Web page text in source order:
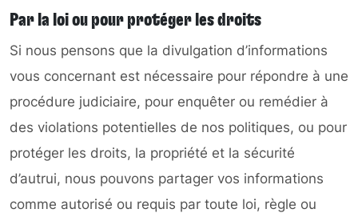
Par la loi ou pour protéger les droits
Si nous pensons que la divulgation d’informations
vous concernant est nécessaire pour répondre à une
procédure judiciaire, pour enquêter ou remédier à
des violations potentielles de nos politiques, ou pour
protéger les droits, la propriété et la sécurité
d’autrui, nous pouvons partager vos informations
comme autorisé ou requis par toute loi, règle ou